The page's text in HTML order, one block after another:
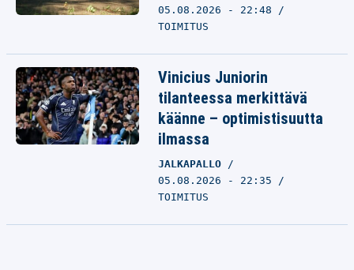
05.08.2026 - 22:48
TOIMITUS
Vinicius Juniorin
tilanteessa merkittävä
käänne – optimistisuutta
ilmassa
JALKAPALLO
05.08.2026 - 22:35
TOIMITUS